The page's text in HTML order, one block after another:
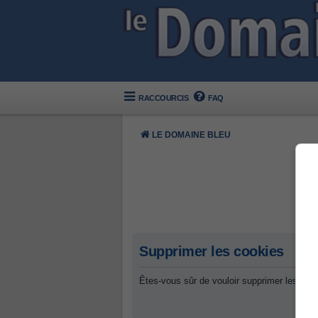
RACCOURCIS FAQ
LE DOMAINE BLEU
Supprimer les cookies
Êtes-vous sûr de vouloir supprimer les